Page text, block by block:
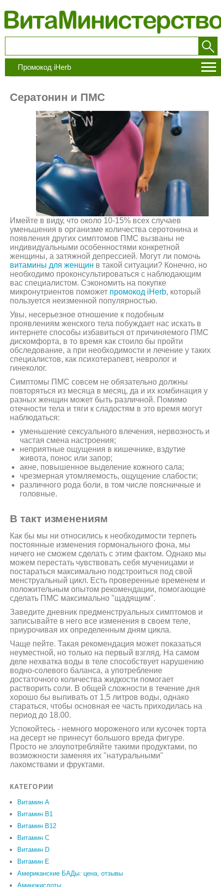
Промокод iHerb
Сератонин и ПМС
Имейте в виду, что около 10-15% всех случаев
уменьшения в организме количества серотонина и
появления других симптомов ПМС вызваны не
индивидуальными особенностями конкретной
женщины, а затяжной депрессией. Могут ли помочь
витамины для женщин в такой ситуации? Конечно, но
необходимо проконсультироваться с наблюдающим
вас специалистом. Сэкономить на покупке
микронутриентов поможет промокод iHerb, который
пользуется неизменной популярностью.
Увы, несерьезное отношение к подобным
проявлениям женского тела побуждает нас искать в
интернете способы избавиться от причиняемого ПМС
дискомфорта, в то время как стоило бы пройти
обследование, а при необходимости и лечение у таких
специалистов, как психотерапевт, невролог и
гинеколог.
Симптомы ПМС совсем не обязательно должны
повторяться из месяца в месяц, да и их комбинация у
разных женщин может быть различной. Помимо
отечности тела и тяги к сладостям в это время могут
наблюдаться:
уменьшение сексуального влечения, нервозность и
частая смена настроения;
неприятные ощущения в кишечнике, вздутие
живота, понос или запор;
акне, повышенное выделение кожного сала;
чрезмерная утомляемость, ощущение слабости;
различного рода боли, в том числе поясничные и
головные.
В такт изменениям
Как бы мы ни относились к необходимости терпеть
постоянные изменения гормонального фона, мы
ничего не сможем сделать с этим фактом. Однако мы
можем перестать чувствовать себя мученицами и
постараться максимально подстроиться под свой
менструальный цикл. Есть проверенные временем и
положительным опытом рекомендации, помогающие
сделать ПМС максимально "щадящим".
Заведите дневник предменструальных симптомов и
записывайте в него все изменения в своем теле,
приурочивая их определенным дням цикла.
Чаще пейте. Такая рекомендация может показаться
неуместной, но только на первый взгляд. На самом
деле нехватка воды в теле способствует нарушению
водно-солевого баланса, а употребление
достаточного количества жидкости помогает
растворить соли. В общей сложности в течение дня
хорошо бы выпивать от 1,5 литров воды, однако
стараться, чтобы основная ее часть приходилась на
период до 18.00.
Успокойтесь - немного мороженого или кусочек торта
на десерт не принесут большого вреда фигуре.
Просто не злоупотребляйте такими продуктами, по
возможности заменяя их "натуральными"
лакомствами и фруктами.
КАТЕГОРИИ
Витамин A
Витамин B1
Витамин B12
Витамин C
Витамин D
Витамин Е
Американские БАДы: цена, отзывы
Аминокислоты